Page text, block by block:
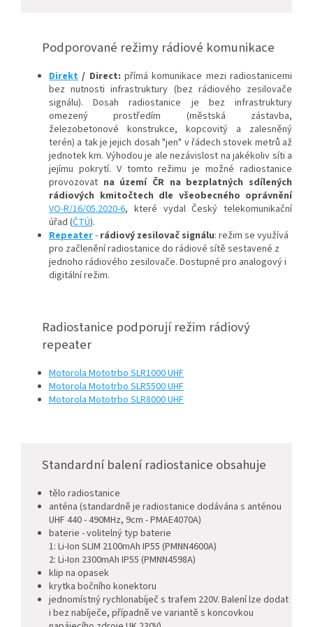
Podporované režimy rádiové komunikace
Direkt / Direct: přímá komunikace mezi radiostanicemi
bez nutnosti infrastruktury (bez rádiového zesilovače
signálu). Dosah radiostanice je bez infrastruktury
omezený prostředím (městská zástavba,
železobetonové konstrukce, kopcovitý a zalesněný
terén) a tak je jejich dosah "jen" v řádech stovek metrů až
jednotek km. Výhodou je ale nezávislost na jakékoliv síti a
jejímu pokrytí. V tomto režimu je možné radiostanice
provozovat na území ČR na bezplatných sdílených
rádiových kmitočtech dle všeobecného oprávnění
VO-R/16/05.2020-6, které vydal Český telekomunikační
úřad (ČTÚ).
Repeater- rádiový zesilovač signálu: režim se využívá
pro začlenění radiostanice do rádiové sítě sestavené z
jednoho rádiového zesilovače. Dostupné pro analogový i
digitální režim.
Radiostanice podporují režim rádiový
repeater
Motorola Mototrbo SLR1000 UHF
Motorola Mototrbo SLR5500 UHF
Motorola Mototrbo SLR8000 UHF
Standardní balení radiostanice obsahuje
tělo radiostanice
anténa (standardně je radiostanice dodávána s anténou
UHF 440 - 490MHz, 9cm - PMAE4070A)
baterie - volitelný typ baterie
1: Li-Ion SLIM 2100mAh IP55 (PMNN4600A)
2: Li-Ion 2300mAh IP55 (PMNN4598A)
klip na opasek
krytka bočního konektoru
jednomístný rychlonabíječ s trafem 220V. Balení lze dodat
i bez nabíječe, případně ve variantě s koncovkou